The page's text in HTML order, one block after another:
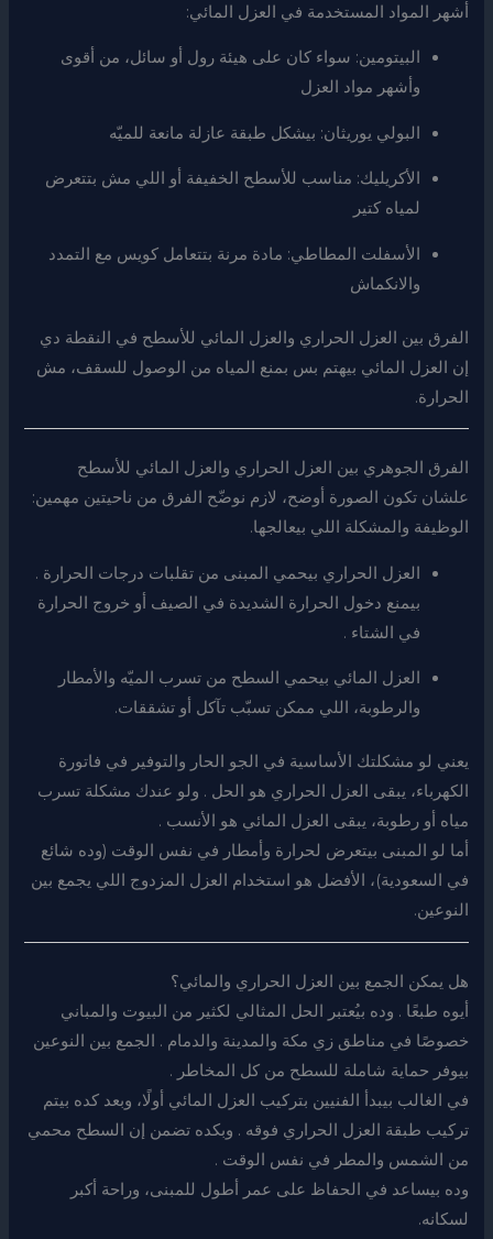
أشهر المواد المستخدمة في العزل المائي:
البيتومين: سواء كان على هيئة رول أو سائل، من أقوى
وأشهر مواد العزل
البولي يوريثان: بيشكل طبقة عازلة مانعة للميّه
الأكريليك: مناسب للأسطح الخفيفة أو اللي مش بتتعرض
لمياه كتير
الأسفلت المطاطي: مادة مرنة بتتعامل كويس مع التمدد
والانكماش
الفرق بين العزل الحراري والعزل المائي للأسطح في النقطة دي
إن العزل المائي بيهتم بس بمنع المياه من الوصول للسقف، مش
الحرارة.
الفرق الجوهري بين العزل الحراري والعزل المائي للأسطح
علشان تكون الصورة أوضح، لازم نوضّح الفرق من ناحيتين مهمين:
الوظيفة والمشكلة اللي بيعالجها.
العزل الحراري بيحمي المبنى من تقلبات درجات الحرارة .
بيمنع دخول الحرارة الشديدة في الصيف أو خروج الحرارة
في الشتاء .
العزل المائي بيحمي السطح من تسرب الميّه والأمطار
والرطوبة، اللي ممكن تسبّب تآكل أو تشققات.
يعني لو مشكلتك الأساسية في الجو الحار والتوفير في فاتورة
الكهرباء، يبقى العزل الحراري هو الحل . ولو عندك مشكلة تسرب
مياه أو رطوبة، يبقى العزل المائي هو الأنسب .
أما لو المبنى بيتعرض لحرارة وأمطار في نفس الوقت (وده شائع
في السعودية)، الأفضل هو استخدام العزل المزدوج اللي يجمع بين
النوعين.
هل يمكن الجمع بين العزل الحراري والمائي؟
أيوه طبعًا . وده بيُعتبر الحل المثالي لكثير من البيوت والمباني
خصوصًا في مناطق زي مكة والمدينة والدمام . الجمع بين النوعين
بيوفر حماية شاملة للسطح من كل المخاطر .
في الغالب بيبدأ الفنيين بتركيب العزل المائي أولًا، وبعد كده بيتم
تركيب طبقة العزل الحراري فوقه . وبكده تضمن إن السطح محمي
من الشمس والمطر في نفس الوقت .
وده بيساعد في الحفاظ على عمر أطول للمبنى، وراحة أكبر
لسكانه.